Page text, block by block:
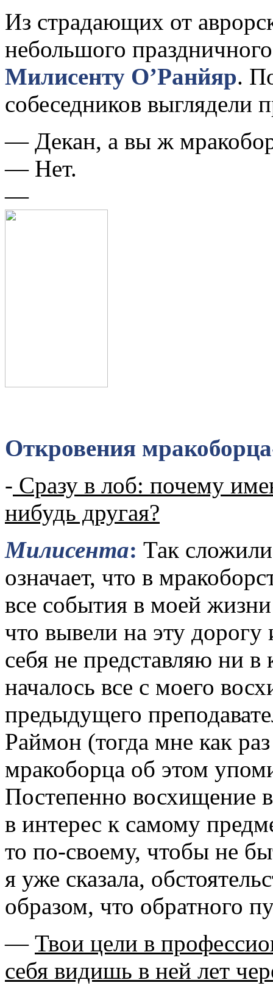
Из страдающих от
небольшого
Милисенту О’Ранйяр.
собеседников выглядели
— Декан, а вы ж
— Нет.
—
Откровения
- Сразу в лоб: почему
нибудь другая?
Милисента: Так
означает, что в
все события в моей
что вывели на эту дорогу
себя не представляю ни
началось все с моего
предыдущего
Раймон (тогда мне как
мракоборца об этом
Постепенно восхищение
в интерес к самому
то по-своему, чтобы не
я уже сказала,
образом, что обратного
— Твои цели в
себя видишь в ней лет